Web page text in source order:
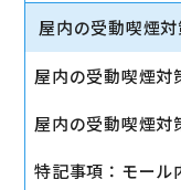
◆厚生年金
◆労働災害補償保
勤：別途規定あり
◆退職金制度
屋内の受動喫煙
屋内の受動喫煙対
屋内の受動喫煙対
特記事項：モール